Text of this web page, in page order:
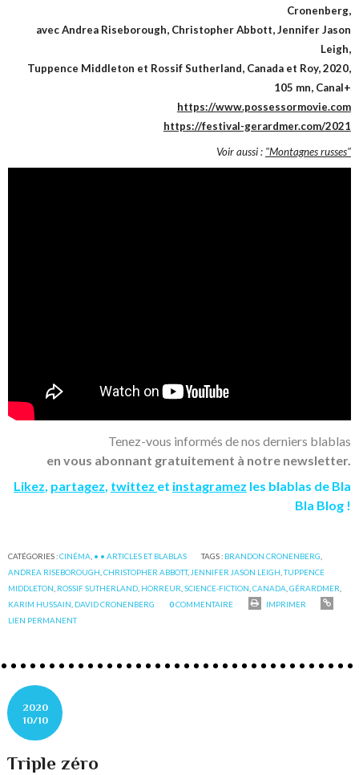
Cronenberg,
avec Andrea Riseborough, Christopher Abbott, Jennifer Jason
Leigh,
Tuppence Middleton et Rossif Sutherland, Canada et Roy, 2020,
105 mn, Canal+
https://www.possessormovie.com
https://festival-gerardmer.com/2021
Voir aussi : "Montagnes russes"
Tenez-vous informés de nos derniers blablas
en vous abonnant gratuitement à notre newsletter.
Likez, partagez, twittez et instagramez les blablas de Bla
Bla Blog !
CATÉGORIES :CINÉMA • • ARTICLES ET BLABLAS TAGS : BRANDON CRONENBERG
ANDREA RISEBOROUGH ,CHRISTOPHER ABBOTT, JENNIFER JASON LEIGH ,TUPPENCE
MIDDLETON ROSSIF SUTHERLAND HORREUR ,SCIENCE-FICTION ,CANADA ,GÉRARDMER
KARIM HUSSAIN DAVID CRONENBERG 0COMMENTAIRE
IMPRIMER
LIEN PERMANENT
2020
10/10
Triple zéro